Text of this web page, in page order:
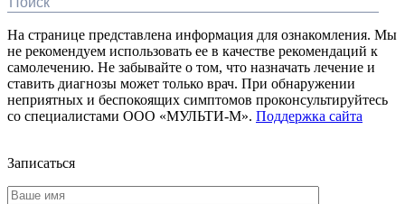
На странице представлена информация для ознакомления. Мы
не рекомендуем использовать ее в качестве рекомендаций к
самолечению. Не забывайте о том, что назначать лечение и
ставить диагнозы может только врач. При обнаружении
неприятных и беспокоящих симптомов проконсультируйтесь
со специалистами ООО «МУЛЬТИ-М». Поддержка сайта
Записаться